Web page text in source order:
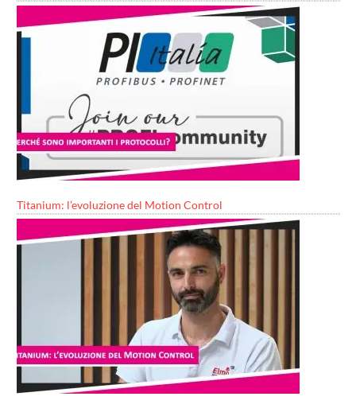
Titanium: l’evoluzione del Motion Control